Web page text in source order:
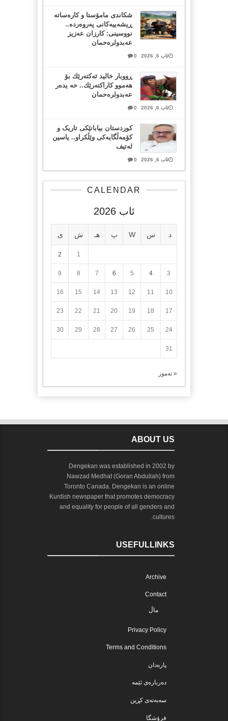
شکاندی مامۆستا و کارەساتە
ڕیشەییەکانی پەروەردە..
نووسینی: کارزان عەزیز
عەبدولرەحمان
ئاب 6, 2026 0
ڕووبار خالید ئەكتەرێك بۆ
هەموو كاراكتەرێك.. حه یدەر
عەبدولرەحمان
ئاب 6, 2026 0
کوردستان بیابانێکی تاریک و
کۆمەڵگایەکی وێڵکراو.. یاسین
لەتیف
ئاب 6, 2026 0
CALENDAR
ئاب 2026
د س W پ هـ ش ی
1
2
3
4
5
6
7
8
9
10
11
12
13
14
15
16
17
18
19
20
21
22
23
24
25
26
27
28
29
30
31
« تەموز
ABOUT US
Dengekan was established in 2002 by
Nawzad Medhat (Goran Abdullah) from
Toronto Canada. Dengekan is an online
Kurdish newspaper that promotes democracy
and equality for people of all genders and
cultures.
USEFULLINKS
Archive
Contact
ماڵ
Privacy Policy
Terms and Conditions
پارەدان
دەربارەی ئێمە
سەبەتەی کڕین
فرۆشگا